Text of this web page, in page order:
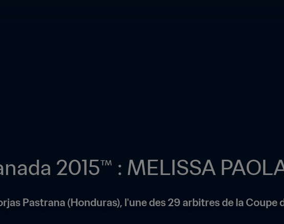
2015™ : MELISSA
Pastrana (Honduras), l'une des 29 arbitres de la Coupe